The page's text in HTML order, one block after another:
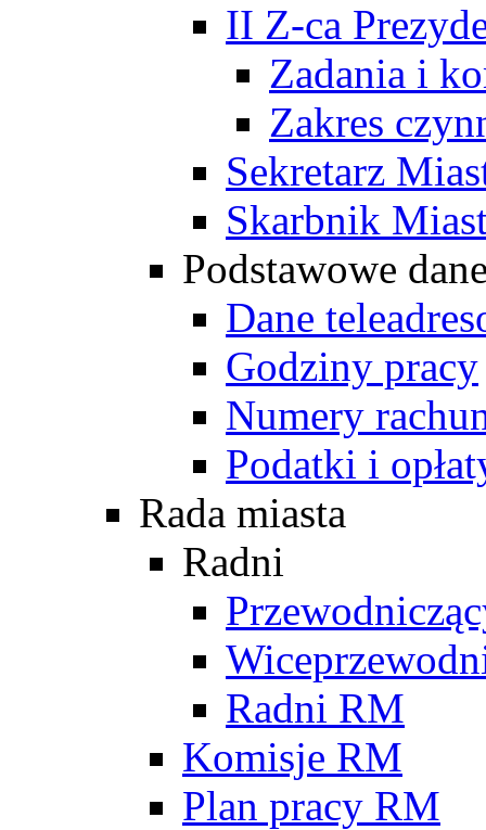
II Z-ca
Zadania i
Zakres
Sekretarz
Skarbnik
Podstawowe
Dane
Godziny pracy
Numery
Podatki i
Rada miasta
Radni
Radni RM
Komisje RM
Plan pracy RM